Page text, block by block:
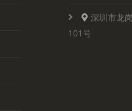
深圳市龙
101号